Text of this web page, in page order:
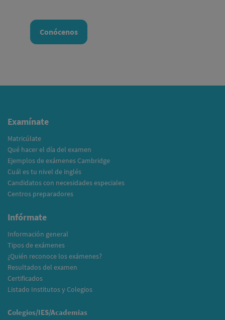
Conócenos
Examínate
Matricúlate
Qué hacer el día del examen
Ejemplos de exámenes Cambridge
Cuál es tu nivel de inglés
Candidatos con necesidades especiales
Centros preparadores
Infórmate
Información general
Tipos de exámenes
¿Quién reconoce los exámenes?
Resultados del examen
Certificados
Listado Institutos y Colegios
Colegios/IES/Academias